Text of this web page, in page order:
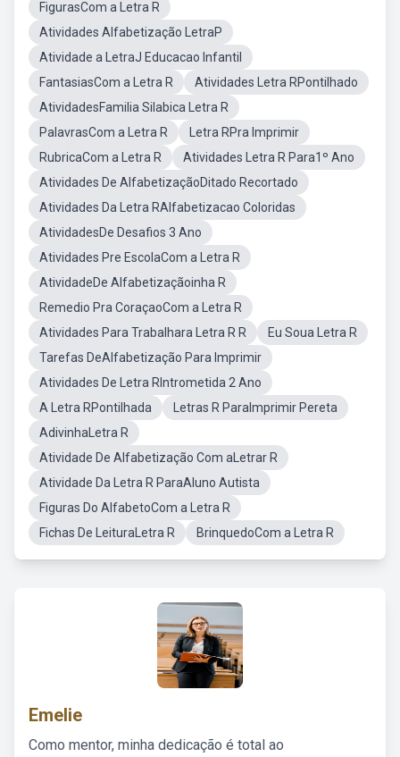
FigurasCom a Letra R
Atividades Alfabetização LetraP
Atividade a LetraJ Educacao Infantil
FantasiasCom a Letra R
Atividades Letra RPontilhado
AtividadesFamilia Silabica Letra R
PalavrasCom a Letra R
Letra RPra Imprimir
RubricaCom a Letra R
Atividades Letra R Para1º Ano
Atividades De AlfabetizaçãoDitado Recortado
Atividades Da Letra RAlfabetizacao Coloridas
AtividadesDe Desafios 3 Ano
Atividades Pre EscolaCom a Letra R
AtividadeDe Alfabetizaçãoinha R
Remedio Pra CoraçaoCom a Letra R
Atividades Para Trabalhara Letra R R
Eu Soua Letra R
Tarefas DeAlfabetização Para Imprimir
Atividades De Letra RIntrometida 2 Ano
A Letra RPontilhada
Letras R ParaImprimir Pereta
AdivinhaLetra R
Atividade De Alfabetização Com aLetrar R
Atividade Da Letra R ParaAluno Autista
Figuras Do AlfabetoCom a Letra R
Fichas De LeituraLetra R
BrinquedoCom a Letra R
Emelie
Como mentor, minha dedicação é total ao